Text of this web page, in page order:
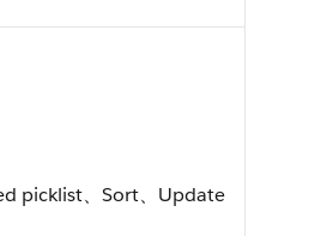
picklist、Sort、Update